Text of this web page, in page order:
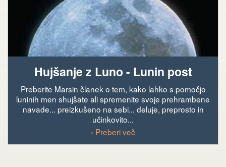
Hujšanje z Luno - Lunin post
Preberite Marsin članek o tem, kako lahko s pomočjo
luninih men shujšate ali spremenite svoje prehrambene
navade... preizkušeno na sebi... deluje, preprosto in
učinkovito...
› Preberi več